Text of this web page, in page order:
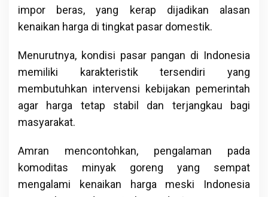
impor beras, yang kerap dijadikan alasan
kenaikan harga di tingkat pasar domestik.
Menurutnya, kondisi pasar pangan di Indonesia
memiliki karakteristik tersendiri yang
membutuhkan intervensi kebijakan pemerintah
agar harga tetap stabil dan terjangkau bagi
masyarakat.
Amran mencontohkan, pengalaman pada
komoditas minyak goreng yang sempat
mengalami kenaikan harga meski Indonesia